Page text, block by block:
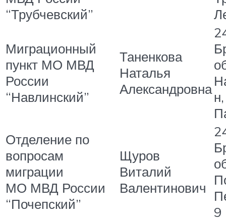
“Трубчевский”
Миграционный
пункт МО МВД
России
“Навлинский”
Таненкова
Наталья
Александровна
Отделение по
вопросам
миграции
МО МВД России
“Почепский”
Щуров
Виталий
Валентинович
9